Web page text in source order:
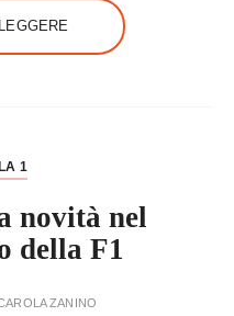
1
novità nel
della F1
ZANINO